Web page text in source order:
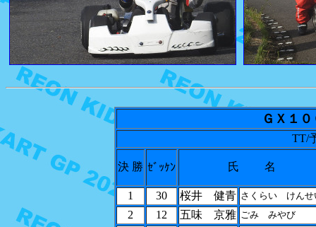
ＧＸ１
TT/予
決 勝 ｾﾞｯｹﾝ 氏 名
1 30 桜井 健青 さくらい けんせ
2 12 五味 京雅 ごみ みやび